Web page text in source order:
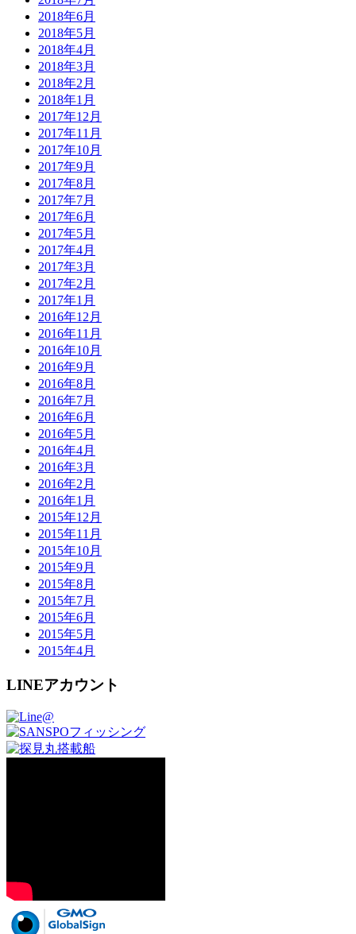
2018年6月
2018年5月
2018年4月
2018年3月
2018年2月
2018年1月
2017年12月
2017年11月
2017年10月
2017年9月
2017年8月
2017年7月
2017年6月
2017年5月
2017年4月
2017年3月
2017年2月
2017年1月
2016年12月
2016年11月
2016年10月
2016年9月
2016年8月
2016年7月
2016年6月
2016年5月
2016年4月
2016年3月
2016年2月
2016年1月
2015年12月
2015年11月
2015年10月
2015年9月
2015年8月
2015年7月
2015年6月
2015年5月
2015年4月
LINEアカウント